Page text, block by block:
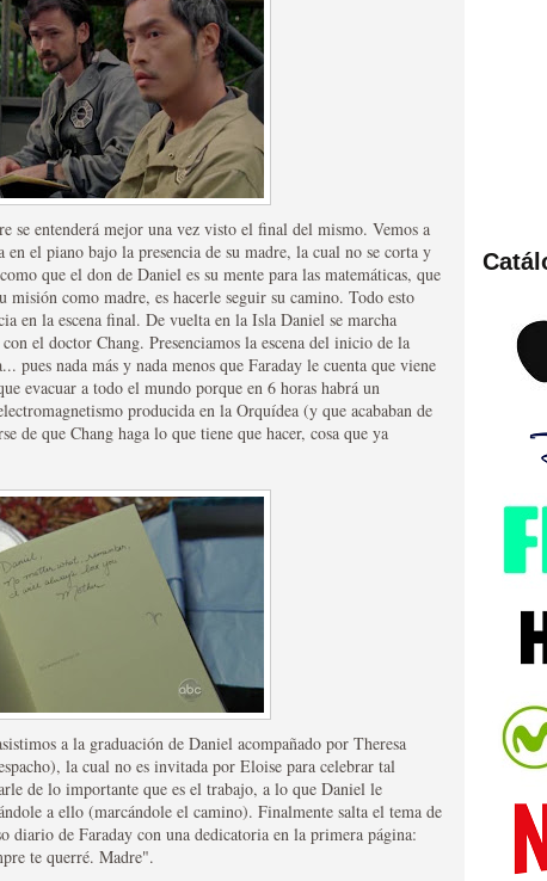
de viajes en el tiempo
que no es
de Amazon
se entenderá mejor una vez visto el final del mismo. Vemos a
el piano bajo la presencia de su madre, la cual no se corta y
que el don de Daniel es su mente para las matemáticas, que
misión como madre, es hacerle seguir su camino. Todo esto
en la escena final. De vuelta en la Isla Daniel se marcha
el doctor Chang. Presenciamos la escena del inicio de la
pues nada más y nada menos que Faraday le cuenta que viene
evacuar a todo el mundo porque en 6 horas habrá un
producida en la Orquídea (y que acababan de
de que Chang haga lo que tiene que hacer, cosa que ya
a la graduación de Daniel acompañado por Theresa
la cual no es invitada por Eloise para celebrar tal
de lo importante que es el trabajo, a lo que Daniel le
a ello (marcándole el camino). Finalmente salta el tema de
diario de Faraday con una dedicatoria en la primera página:
te querré. Madre".